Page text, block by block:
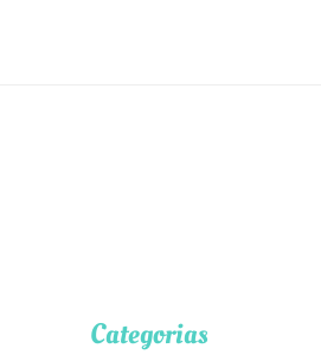
Categorias